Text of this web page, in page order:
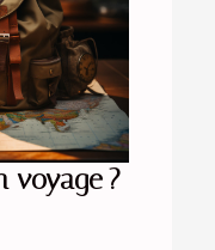
voyage ?